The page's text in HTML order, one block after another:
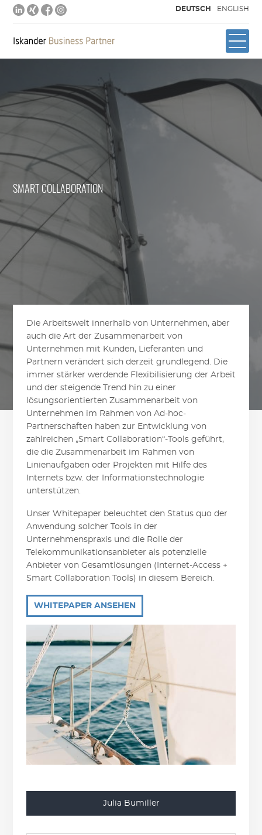
DEUTSCH ENGLISH
SMART COLLABORATION
Die Arbeitswelt innerhalb von Unternehmen, aber
auch die Art der Zusammenarbeit von
Unternehmen mit Kunden, Lieferanten und
Partnern verändert sich derzeit grundlegend. Die
immer stärker werdende Flexibilisierung der Arbeit
und der steigende Trend hin zu einer
lösungsorientierten Zusammenarbeit von
Unternehmen im Rahmen von Ad-hoc-
Partnerschaften haben zur Entwicklung von
zahlreichen „Smart Collaboration“-Tools geführt,
die die Zusammenarbeit im Rahmen von
Linienaufgaben oder Projekten mit Hilfe des
Internets bzw. der Informationstechnologie
unterstützen.
Unser Whitepaper beleuchtet den Status quo der
Anwendung solcher Tools in der
Unternehmenspraxis und die Rolle der
Telekommunikationsanbieter als potenzielle
Anbieter von Gesamtlösungen (Internet-Access +
Smart Collaboration Tools) in diesem Bereich.
WHITEPAPER ANSEHEN
Julia Bumiller